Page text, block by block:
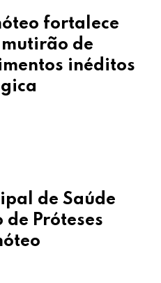
fortalece
de
inéditos
de Saúde
Próteses